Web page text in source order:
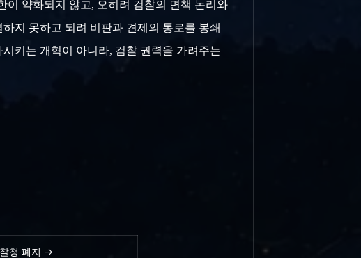
이 약화되지 않고, 오히려 검찰의 면책 논리와
지 못하고 되려 비판과 견제의 통로를 봉쇄
키는 개혁이 아니라, 검찰 권력을 가려주는
청 폐지 →